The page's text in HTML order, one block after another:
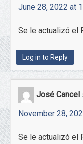
June 28, 2022 at
Se le actualizó el
Log in to Reply
José Cancel
November 28,
Se le actualizó el